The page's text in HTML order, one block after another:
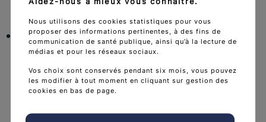
Douleurs : l'aide de vos proches
Nous utilisons des cookies statistiques pour vous
proposer des informations pertinentes, à des fins de
communication de santé publique, ainsi qu’à la lecture de
médias et pour les réseaux sociaux.
Vos choix sont conservés pendant six mois, vous pouvez
les modifier à tout moment en cliquant sur gestion des
cookies en bas de page.